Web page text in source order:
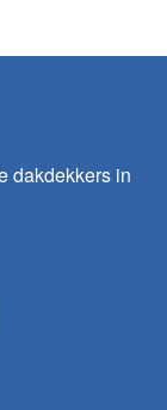
dakdekkers in